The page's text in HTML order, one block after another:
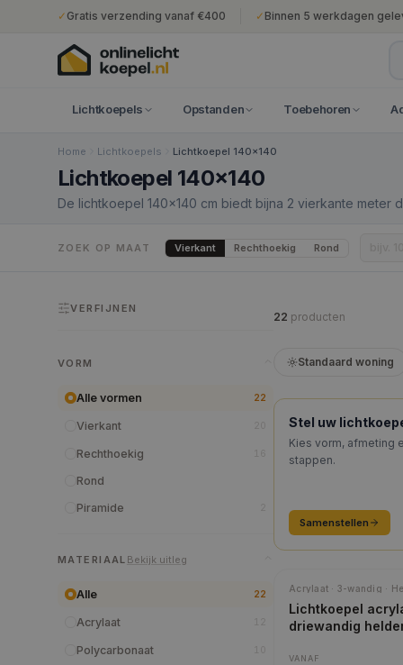
✓ Gratis verzending vanaf €400 ✓ Binnen 5 werkdagen
Lichtkoepels Opstanden Toebehoren
Home Lichtkoepels Lichtkoepel 140x140
Lichtkoepel 140x140
De lichtkoepel 140×140 cm biedt bijna 2 vierkante meter
160×160 cm vergt professionele dakwerkzaamheden. In
opzienbarende hoeveelheid daglicht die de ruimte
ZOEK OP MAAT Vierkant Rechthoekig Rond
VERFIJNEN
VORM
Alle vormen 22
Vierkant
Rechthoekig
Rond
Piramide
MATERIAAL Bekijk uitleg
Alle 22
Acrylaat
Polycarbonaat
22 producten
Standaard woning
KEUZEHULP
Stel uw
Kies vorm, afmeting
stappen.
Samenstellen
Acrylaat · 3-wandig ·
Lichtkoepel
driewandig
VANAF